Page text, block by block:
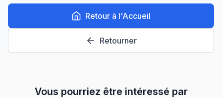
Retour à l'Accueil
Retourner
Vous pourriez être intéressé par